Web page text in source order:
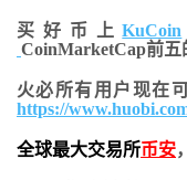
买好币上KuCoin
CoinMarketCap前五
火必所有用户现在
https://
全球最大交易所币安，